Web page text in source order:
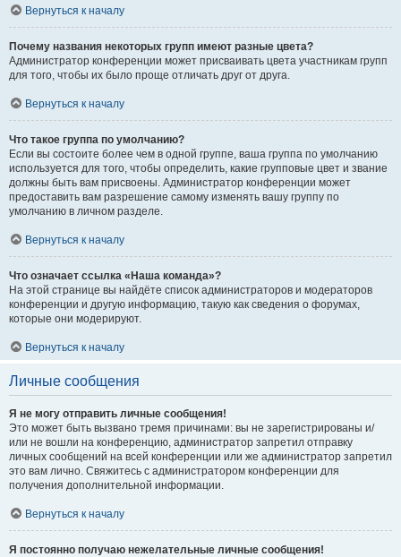
Вернуться к началу
Почему названия некоторых групп имеют разные цвета?
Администратор конференции может присваивать цвета участникам групп
для того, чтобы их было проще отличать друг от друга.
Вернуться к началу
Что такое группа по умолчанию?
Если вы состоите более чем в одной группе, ваша группа по умолчанию
используется для того, чтобы определить, какие групповые цвет и звание
должны быть вам присвоены. Администратор конференции может
предоставить вам разрешение самому изменять вашу группу по
умолчанию в личном разделе.
Вернуться к началу
Что означает ссылка «Наша команда»?
На этой странице вы найдёте список администраторов и модераторов
конференции и другую информацию, такую как сведения о форумах,
которые они модерируют.
Вернуться к началу
Личные сообщения
Я не могу отправить личные сообщения!
Это может быть вызвано тремя причинами: вы не зарегистрированы и/
или не вошли на конференцию, администратор запретил отправку
личных сообщений на всей конференции или же администратор запретил
это вам лично. Свяжитесь с администратором конференции для
получения дополнительной информации.
Вернуться к началу
Я постоянно получаю нежелательные личные сообщения!